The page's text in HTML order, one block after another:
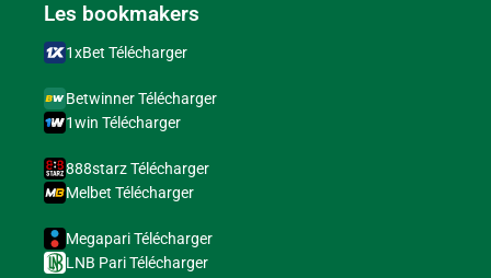
Les bookmakers
1xBet Télécharger
Betwinner Télécharger
1win Télécharger
888starz Télécharger
Melbet Télécharger
Megapari Télécharger
LNB Pari Télécharger